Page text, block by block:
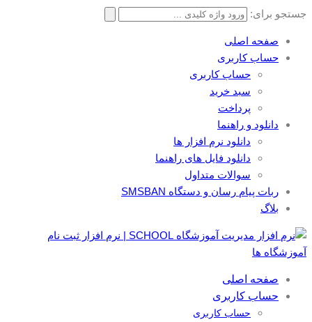
جستجو برای:
صفحه اصلی
حساب کاربری
حساب کاربری
سبد خرید
پرداخت
دانلود و راهنما
دانلود نرم افزار ها
دانلود فایل های راهنما
سوالات متداول
ربات پیام رسان و دستگاه SMSBAN
بلاگ
صفحه اصلی
حساب کاربری
حساب کاربری